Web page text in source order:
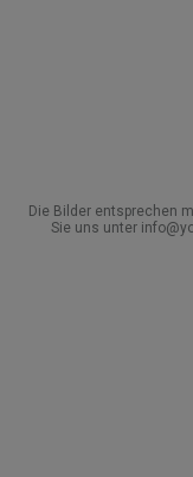
Die Bilder entsprechen
Sie uns unter